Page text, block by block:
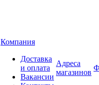
Компания
Доставка
и оплата
Вакансии
Адреса
магазинов